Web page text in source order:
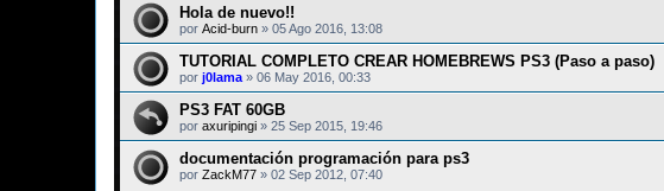
Hola de nuevo!!
por Acid-burn » 05 Ago 2016, 13:08
TUTORIAL COMPLETO CREAR HOMEBREWS PS3 (Paso a paso)
por j0lama » 06 May 2016, 00:33
PS3 FAT 60GB
por axuripingi » 25 Sep 2015, 19:46
documentación programación para ps3
por ZackM77 » 02 Sep 2012, 07:40